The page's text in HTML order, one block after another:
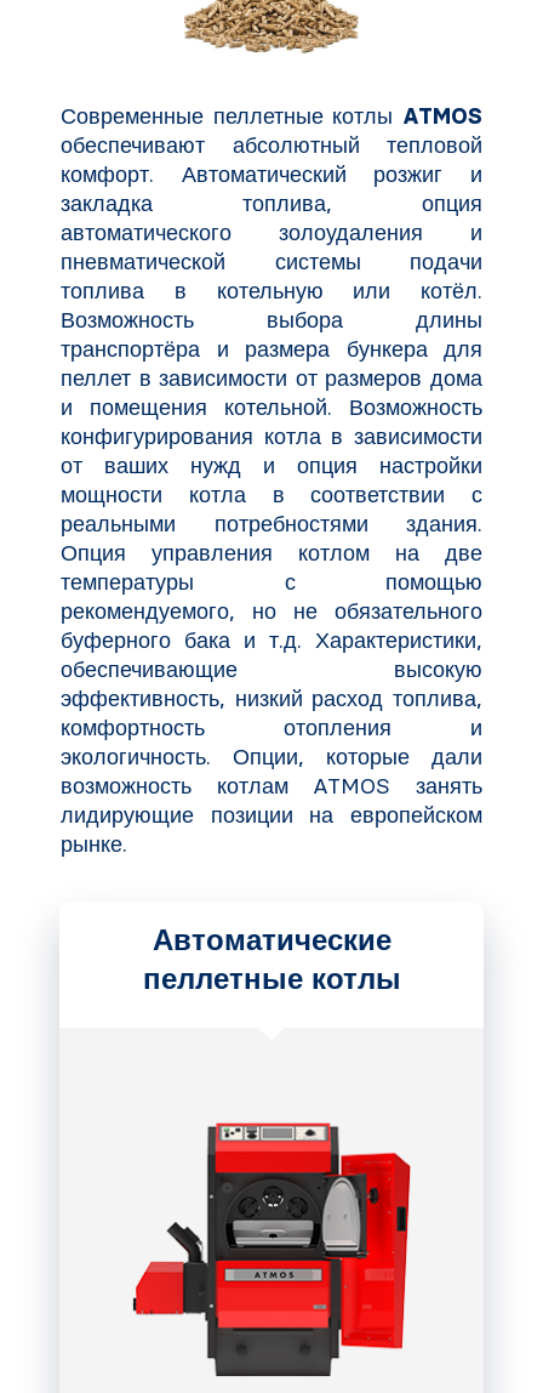
Современные пеллетные котлы ATMOS
обеспечивают абсолютный тепловой
комфорт. Автоматический розжиг и
закладка топлива, опция
автоматического золоудаления и
пневматической системы подачи
топлива в котельную или котёл.
Возможность выбора длины
транспортёра и размера бункера для
пеллет в зависимости от размеров дома
и помещения котельной. Возможность
конфигурирования котла в зависимости
от ваших нужд и опция настройки
мощности котла в соответствии с
реальными потребностями здания.
Опция управления котлом на две
температуры с помощью
рекомендуемого, но не обязательного
буферного бака и т.д. Характеристики,
обеспечивающие высокую
эффективность, низкий расход топлива,
комфортность отопления и
экологичность. Опции, которые дали
возможность котлам ATMOS занять
лидирующие позиции на европейском
рынке.
Автоматические
пеллетные котлы